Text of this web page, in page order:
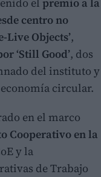
centro no
Live Objects’,
‘Still Good’, dos
del instituto y
circular.
en el marco
Cooperativo en la
y la
de Trabajo